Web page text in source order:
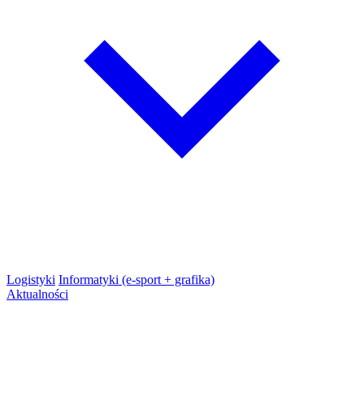
Logistyki Informatyki (e-sport + grafika)
Aktualności